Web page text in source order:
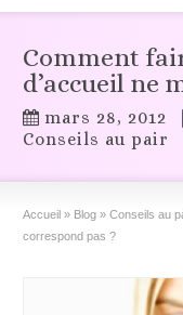
Comment
d’accueil ne
mars 28, 2012
Conseils au pair
Accueil » Blog » Conseils au
correspond pas ?